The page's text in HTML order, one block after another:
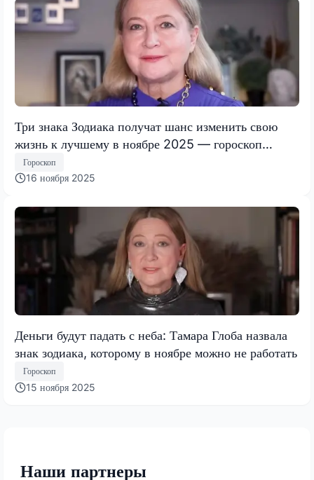
Три знака Зодиака получат шанс изменить свою
жизнь к лучшему в ноябре 2025 — гороскоп
Тамары Глобы
Гороскоп
16 ноября 2025
Деньги будут падать с неба: Тамара Глоба назвала
знак зодиака, которому в ноябре можно не работать
Гороскоп
15 ноября 2025
Наши партнеры